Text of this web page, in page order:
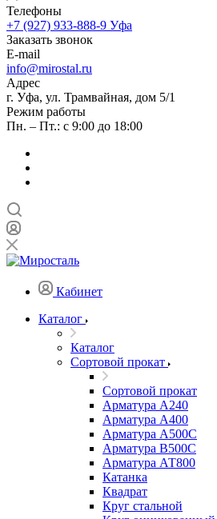
Телефоны
+7 (927) 933-888-9 Уфа
Заказать звонок
E-mail
info@mirostal.ru
Адрес
г. Уфа, ул. Трамвайная, дом 5/1
Режим работы
Пн. – Пт.: с 9:00 до 18:00
Кабинет
Каталог
Каталог
Сортовой прокат
Сортовой прокат
Арматура А240
Арматура А400
Арматура А500C
Арматура В500С
Арматура АТ800
Катанка
Квадрат
Круг стальной